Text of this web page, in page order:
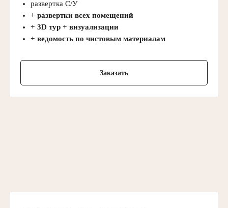
развертка С/У
+ развертки всех помещений
+ 3D тур + визуализации
+ ведомость по чистовым материалам
Заказать